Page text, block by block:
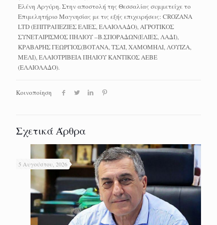
Ελένη Αργύρη. Στην αποστολή της Θεσσαλίας συμμετείχε το
Επιμελητήριο Μαγνησίας με τις εξής επιχειρήσεις: CROZANA
LTD (ΕΠΙΤΡΑΠΕΖΙΕΣ ΕΛΙΕΣ, ΕΛΑΙΟΛΑΔΟ), ΑΓΡΟΤΙΚΟΣ
ΣΥΝΕΤΑΙΡΙΣΜΟΣ ΠΗΛΙΟΥ –Β.ΣΠΟΡΑΔΩΝ(ΕΛΙΕΣ, ΛΑΔΙ),
ΚΡΑΒΑΡΗΣ ΓΕΩΡΓΙΟΣ(ΒΟΤΑΝΑ, ΤΣΑΪ, ΧΑΜΟΜΗΛΙ, ΛΟΥΙΖΑ,
ΜΕΛΙ), ΕΛΑΙΟΤΡΙΒΕΙΑ ΠΗΛΙΟΥ ΚΑΝΤΙΚΟΣ ΑΕΒΕ
(ΕΛΑΙΟΛΑΔΟ).
Κοινοποίηση
Σχετικά Άρθρα
5 Αυγούστου, 2026